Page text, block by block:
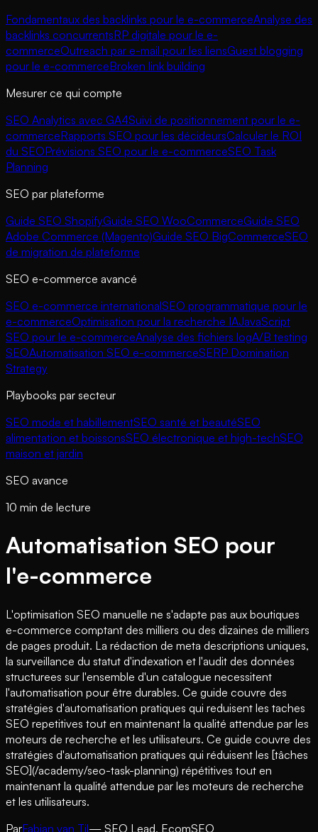
Fondamentaux des backlinks pour le e-commerceAnalyse des
backlinks concurrentsRP digitale pour le e-
commerceOutreach par e-mail pour les liensGuest blogging
pour le e-commerceBroken link building
Mesurer ce qui compte
SEO Analytics avec GA4Suivi de positionnement pour le e-
commerceRapports SEO pour les décideursCalculer le ROI
du SEOPrévisions SEO pour le e-commerceSEO Task
Planning
SEO par plateforme
Guide SEO ShopifyGuide SEO WooCommerceGuide SEO
Adobe Commerce (Magento)Guide SEO BigCommerceSEO
de migration de plateforme
SEO e-commerce avancé
SEO e-commerce internationalSEO programmatique pour le
e-commerceOptimisation pour la recherche IAJavaScript
SEO pour le e-commerceAnalyse des fichiers logA/B testing
SEOAutomatisation SEO e-commerceSERP Domination
Strategy
Playbooks par secteur
SEO mode et habillementSEO santé et beautéSEO
alimentation et boissonsSEO électronique et high-techSEO
maison et jardin
SEO avance
10 min de lecture
Automatisation SEO pour
l'e-commerce
L'optimisation SEO manuelle ne s'adapte pas aux boutiques
e-commerce comptant des milliers ou des dizaines de milliers
de pages produit. La rédaction de meta descriptions uniques,
la surveillance du statut d'indexation et l'audit des données
structurees sur l'ensemble d'un catalogue necessitent
l'automatisation pour être durables. Ce guide couvre des
stratégies d'automatisation pratiques qui reduisent les taches
SEO repetitives tout en maintenant la qualité attendue par les
moteurs de recherche et les utilisateurs. Ce guide couvre des
stratégies d'automatisation pratiques qui réduisent les [tâches
SEO](/academy/seo-task-planning) répétitives tout en
maintenant la qualité attendue par les moteurs de recherche
et les utilisateurs.
ParFabian van Til— SEO Lead, EcomSEO